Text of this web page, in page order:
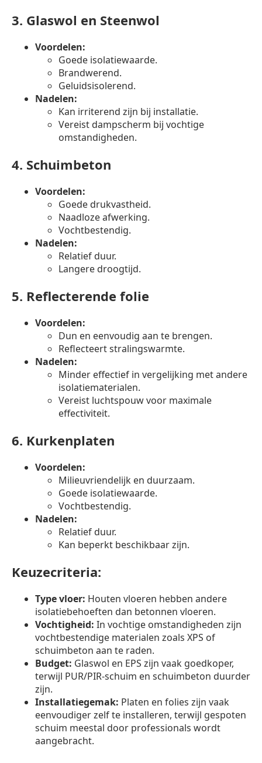
3. Glaswol en Steenwol
Voordelen:
Goede isolatiewaarde.
Brandwerend.
Geluidsisolerend.
Nadelen:
Kan irriterend zijn bij installatie.
Vereist dampscherm bij vochtige
omstandigheden.
4. Schuimbeton
Voordelen:
Goede drukvastheid.
Naadloze afwerking.
Vochtbestendig.
Nadelen:
Relatief duur.
Langere droogtijd.
5. Reflecterende folie
Voordelen:
Dun en eenvoudig aan te brengen.
Reflecteert stralingswarmte.
Nadelen:
Minder effectief in vergelijking met andere
isolatiematerialen.
Vereist luchtspouw voor maximale
effectiviteit.
6. Kurkenplaten
Voordelen:
Milieuvriendelijk en duurzaam.
Goede isolatiewaarde.
Vochtbestendig.
Nadelen:
Relatief duur.
Kan beperkt beschikbaar zijn.
Keuzecriteria:
Type vloer: Houten vloeren hebben andere
isolatiebehoeften dan betonnen vloeren.
Vochtigheid: In vochtige omstandigheden zijn
vochtbestendige materialen zoals XPS of
schuimbeton aan te raden.
Budget: Glaswol en EPS zijn vaak goedkoper,
terwijl PUR/PIR-schuim en schuimbeton duurder
zijn.
Installatiegemak: Platen en folies zijn vaak
eenvoudiger zelf te installeren, terwijl gespoten
schuim meestal door professionals wordt
aangebracht.